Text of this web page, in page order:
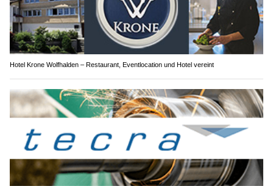
Hotel Krone Wolfhalden – Restaurant, Eventlocation und Hotel vereint